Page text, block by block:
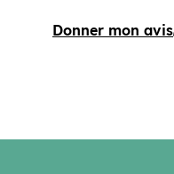
Donner mon avis